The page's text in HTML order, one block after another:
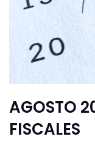
AGOSTO
FISCALES